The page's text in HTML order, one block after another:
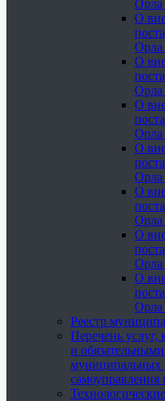
Орла
О
Орла
О
Орла
О
Орла
О
Орла
О
Орла
О
Орла
О
Орла
Реестр
Перечень услуг,
и
муниципальных
самоуправления